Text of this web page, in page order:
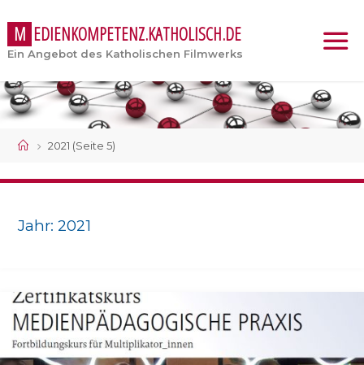
M EDIENKOMPETENZ.KATHOLISCH.DE
Ein Angebot des Katholischen Filmwerks
Start2021 (Seite 5)
Jahr:2021